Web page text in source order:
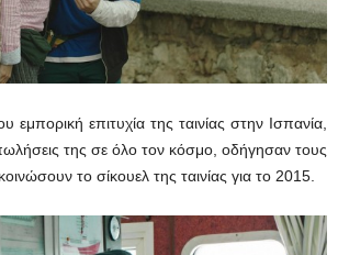
επιτυχία της ταινίας στην Ισπανία,
πωλήσεις της σε όλο τον κόσμο, οδήγησαν τους
το σίκουελ της ταινίας για το 2015.